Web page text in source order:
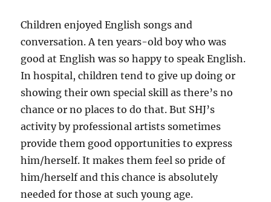
Children enjoyed English songs and
conversation. A ten years-old boy who was
good at English was so happy to speak English.
In hospital, children tend to give up doing or
showing their own special skill as there’s no
chance or no places to do that. But SHJ’s
activity by professional artists sometimes
provide them good opportunities to express
him/herself. It makes them feel so pride of
him/herself and this chance is absolutely
needed for those at such young age.